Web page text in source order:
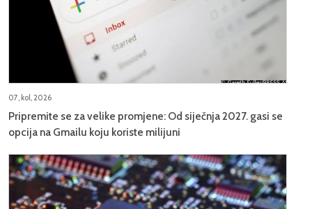
07, kol, 2026
Pripremite se za velike promjene: Od siječnja 2027. gasi se
opcija na Gmailu koju koriste milijuni